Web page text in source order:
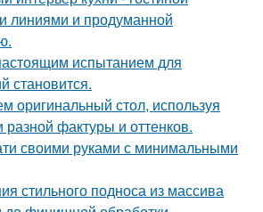
линиями и продуманной
испытанием для
становится.
оригинальный стол, используя
фактуры и оттенков.
своими руками с минимальными
стильного подноса из массива